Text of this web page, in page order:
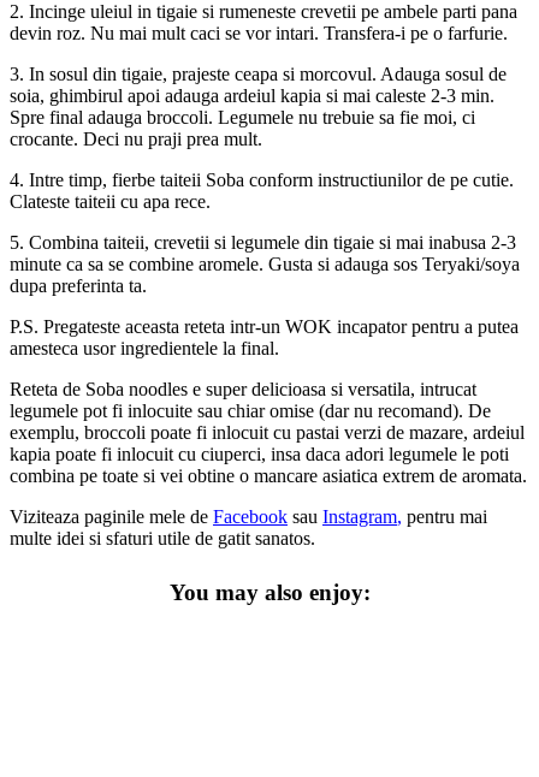
2. Incinge uleiul in tigaie si rumeneste crevetii pe ambele parti pana
devin roz. Nu mai mult caci se vor intari. Transfera-i pe o farfurie.
3. In sosul din tigaie, prajeste ceapa si morcovul. Adauga sosul de
soia, ghimbirul apoi adauga ardeiul kapia si mai caleste 2-3 min.
Spre final adauga broccoli. Legumele nu trebuie sa fie moi, ci
crocante. Deci nu praji prea mult.
4. Intre timp, fierbe taiteii Soba conform instructiunilor de pe cutie.
Clateste taiteii cu apa rece.
5. Combina taiteii, crevetii si legumele din tigaie si mai inabusa 2-3
minute ca sa se combine aromele. Gusta si adauga sos Teryaki/soya
dupa preferinta ta.
P.S. Pregateste aceasta reteta intr-un WOK incapator pentru a putea
amesteca usor ingredientele la final.
Reteta de Soba noodles e super delicioasa si versatila, intrucat
legumele pot fi inlocuite sau chiar omise (dar nu recomand). De
exemplu, broccoli poate fi inlocuit cu pastai verzi de mazare, ardeiul
kapia poate fi inlocuit cu ciuperci, insa daca adori legumele le poti
combina pe toate si vei obtine o mancare asiatica extrem de aromata.
Viziteaza paginile mele de Facebook sau Instagram, pentru mai
multe idei si sfaturi utile de gatit sanatos.
You may also enjoy: